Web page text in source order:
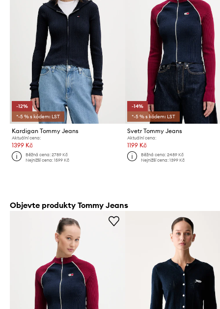
-12%
*-5 % s kódem: LST
Kardigan Tommy Jeans
Aktuální cena:
1399 Kč
Běžná cena:2789 Kč
Nejnižší cena:1599 Kč
-14%
*-5 % s kódem: LST
Svetr Tommy Jeans
Aktuální cena:
1199 Kč
Běžná cena: 2489 Kč
Nejnižší cena: 1399 Kč
Objevte produkty Tommy Jeans